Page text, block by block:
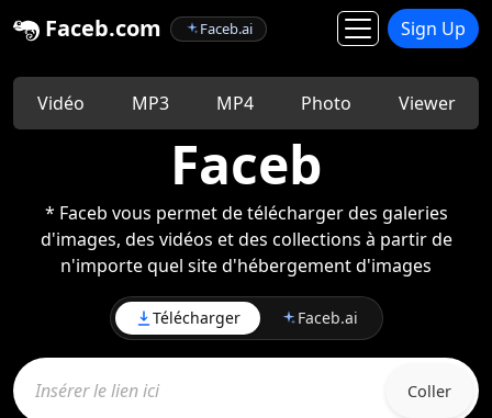
Faceb.com Faceb.ai Sign Up
Vidéo MP3 MP4 Photo Viewer
Faceb
* Faceb vous permet de télécharger des galeries
d'images, des vidéos et des collections à partir de
n'importe quel site d'hébergement d'images
Télécharger Faceb.ai
Coller